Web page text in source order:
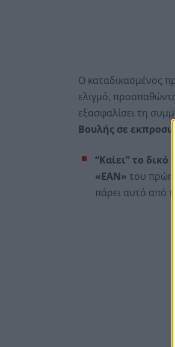
Ο καταδικασμένος
ελιγμό,
εξασφαλίσει τη
Βουλής σε
“Καίει” το
«ΕΑΝ» του
πάρει αυτό από